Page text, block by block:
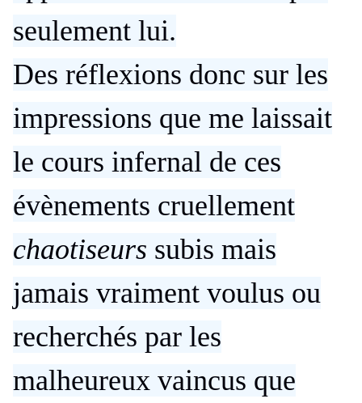
seulement lui.
Des réflexions donc sur les
impressions que me laissait
le cours infernal de ces
évènements cruellement
chaotiseurs subis mais
jamais vraiment voulus ou
recherchés par les
malheureux vaincus que